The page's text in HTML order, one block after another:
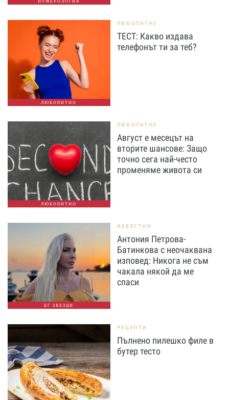
НУМЕРОЛОГИЯ
ЛЮБОПИТНО
ЛЮБОПИТНО
ТЕСТ: Какво издава
телефонът ти за теб?
ЛЮБОПИТНО
ЛЮБОПИТНО
Август е месецът на
вторите шансове: Защо
точно сега най-често
променяме живота си
БГ ЗВЕЗДИ
ИЗВЕСТНИ
Антония Петрова-
Батинкова с неочаквана
изповед: Никога не съм
чакала някой да ме
спаси
РЕЦЕПТИ
Пълнено пилешко филе в
бутер тесто